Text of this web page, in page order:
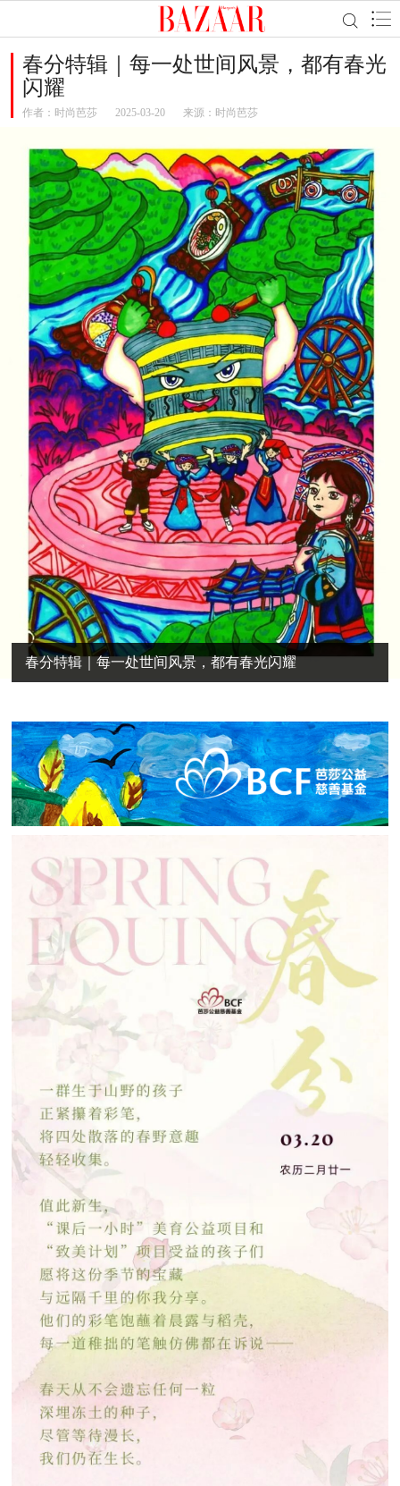
春分特辑｜每一处世间风景，都有春光
闪耀
作者： 时尚芭莎 2025-03-20 来源：时尚芭莎
春分特辑｜每一处世间风景，都有春光闪耀